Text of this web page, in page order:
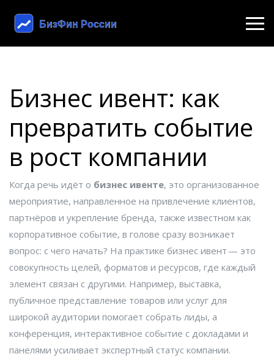
Бизнес ивент: как
превратить событие
в рост компании
Когда речь идёт о бизнес ивенте, это организованное
мероприятие, направленное на привлечение клиентов,
партнёров и укрепление бренда, также известном как
корпоративное событие, в голове сразу возникает
вопрос: с чего начать? На практике бизнес ивент — это
совокупность целей, форматов и ресурсов, где каждый
элемент связан с другими. Например, выставка,
публичное представление товаров или услуг для
широкой аудитории помогает собрать лиды, а
конференция, интерактивное событие с докладами и
панелями усиливает экспертный статус компании.